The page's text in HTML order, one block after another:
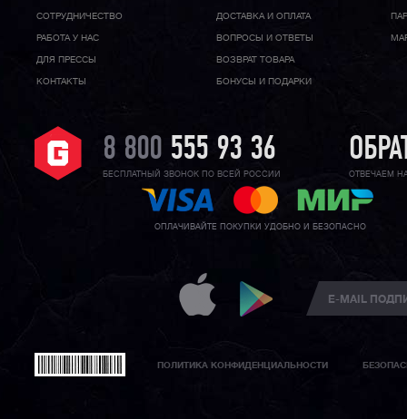
CОТРУДНИЧЕСТВО
РАБОТА У НАС
ДЛЯ ПРЕССЫ
КОНТАКТЫ
ДОСТАВКА И ОПЛАТА
ВОПРОСЫ И ОТВЕТЫ
ВОЗВРАТ ТОВАРА
БОНУСЫ И ПОДАРКИ
8 800 555 93 36
БЕСПЛАТНЫЙ ЗВОНОК ПО ВСЕЙ РОССИИ ОТВЕЧАЕМ
ОПЛАЧИВАЙТЕ ПОКУПКИ УДОБНО И БЕЗОПАСНО
ПОЛИТИКА КОНФИДЕНЦИАЛЬНОСТИ